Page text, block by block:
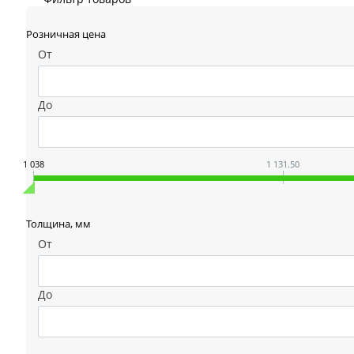
Розничная цена
От
До
1 038 1 131.50
Толщина, мм
От
До